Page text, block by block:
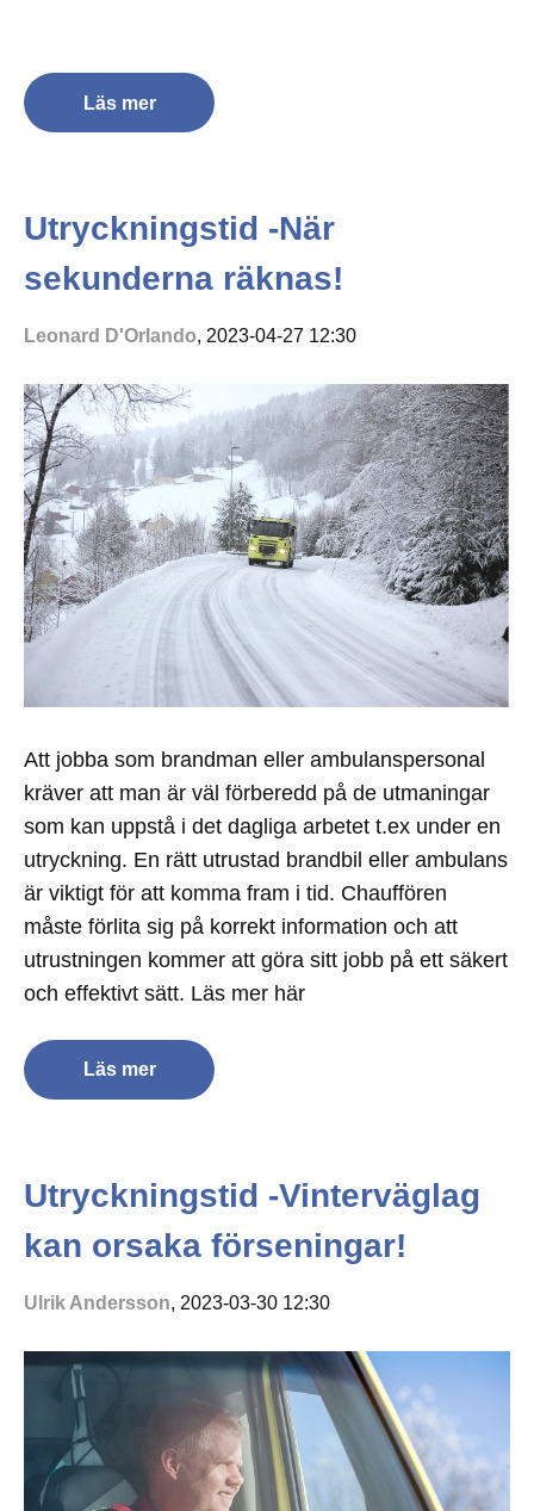
Läs mer
Utryckningstid -När
sekunderna räknas!
Leonard D'Orlando, 2023-04-27 12:30
Att jobba som brandman eller ambulanspersonal
kräver att man är väl förberedd på de utmaningar
som kan uppstå i det dagliga arbetet t.ex under en
utryckning. En rätt utrustad brandbil eller ambulans
är viktigt för att komma fram i tid. Chauffören
måste förlita sig på korrekt information och att
utrustningen kommer att göra sitt jobb på ett säkert
och effektivt sätt. Läs mer här
Läs mer
Utryckningstid -Vinterväglag
kan orsaka förseningar!
Ulrik Andersson, 2023-03-30 12:30